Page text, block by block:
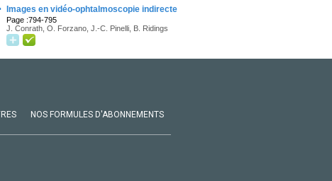
Images en vidéo-ophtalmoscopie indirecte
Page :794-795
J. Conrath, O. Forzano, J.-C. Pinelli, B. Ridings
NOS FORMULES D'ABONNEMENTS